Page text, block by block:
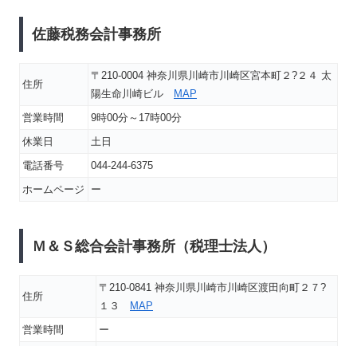
佐藤税務会計事務所
住所
〒210-0004 神奈川県川崎市川崎区宮本町２?２４ 太
陽生命川崎ビル
MAP
営業時間
9時00分～17時00分
休業日
土日
電話番号
044-244-6375
ホームページ
ー
Ｍ＆Ｓ総合会計事務所（税理士法人）
住所
〒210-0841 神奈川県川崎市川崎区渡田向町２７?
１３ MAP
営業時間
ー